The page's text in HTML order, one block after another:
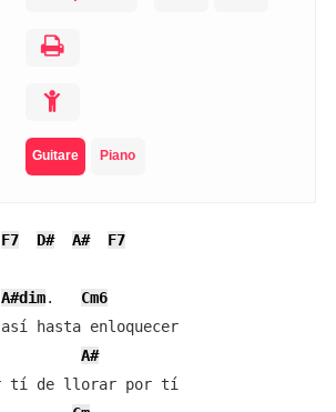
Guitare Piano
F7 D# A# F7
A#dim. Cm6
    De quererte así hasta enloquecer
A#